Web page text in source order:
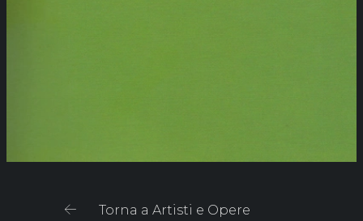
Torna a Artisti e Opere